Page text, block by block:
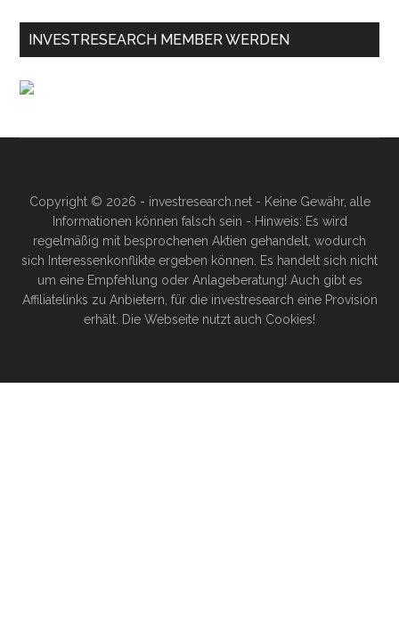
INVESTRESEARCH MEMBER WERDEN
Copyright © 2026 - investresearch.net - Keine Gewähr, alle
Informationen können falsch sein - Hinweis: Es wird
regelmäßig mit besprochenen Aktien gehandelt, wodurch
sich Interessenkonflikte ergeben können. Es handelt sich nicht
um eine Empfehlung oder Anlageberatung! Auch gibt es
Affiliatelinks zu Anbietern, für die investresearch eine Provision
erhält. Die Webseite nutzt auch Cookies!